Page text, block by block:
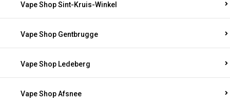
Vape Shop Sint-Kruis-Winkel
Vape Shop Gentbrugge
Vape Shop Ledeberg
Vape Shop Afsnee